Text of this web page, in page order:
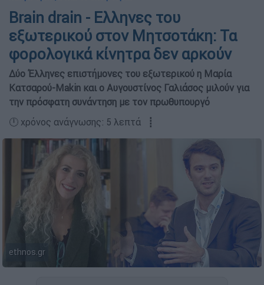
Brain drain - Ελληνες του
εξωτερικού στον Μητσοτάκη: Τα
φορολογικά κίνητρα δεν αρκούν
Δύο Έλληνες επιστήμονες του εξωτερικού η Μαρία
Κατσαρού-Makin και ο Αυγουστίνος Γαλιάσος μιλούν για
την πρόσφατη συνάντηση με τον πρωθυπουργό
🕛 χρόνος ανάγνωσης: 5 λεπτά ┋
ethnos.gr